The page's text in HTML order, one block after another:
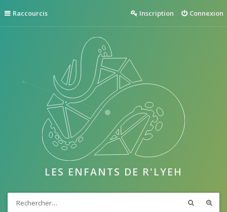
Raccourcis Connexion
Inscription
LES ENFANTS DE R'LYEH